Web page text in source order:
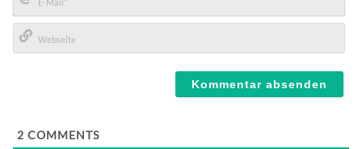
E-
Mail*
2 COMMENTS